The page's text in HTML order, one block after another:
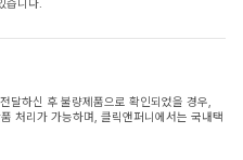
습니다.
달하신 후 불량제품으로 확인되었을 경우,
처리가 가능하며, 클릭앤퍼니에서는 국내택